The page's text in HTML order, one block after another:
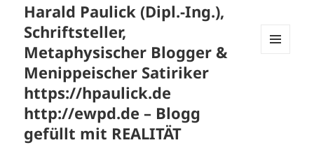
Harald Paulick (Dipl.-Ing.),
Schriftsteller,
Metaphysischer Blogger &
Menippeischer Satiriker
https://hpaulick.de
http://ewpd.de – Blogg
gefüllt mit REALITÄT